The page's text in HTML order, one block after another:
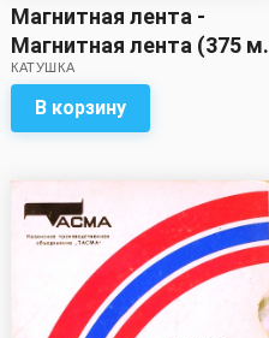
Магнитная лента -
Магнитная лента (375 м.
?)с записью
КАТУШКА
В корзину